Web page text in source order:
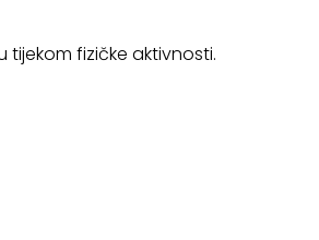
fizičke aktivnosti.